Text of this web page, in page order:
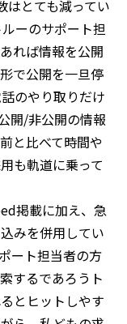
はとても減ってい
ーのサポート担
れば情報を公開
で公開を一旦停
のやり取りだけ
開/非公開の情報
と比べて時間や
も軌道に乗って
掲載に加え、急
みを併用してい
ート担当者の方
するであろうト
とヒットしやす